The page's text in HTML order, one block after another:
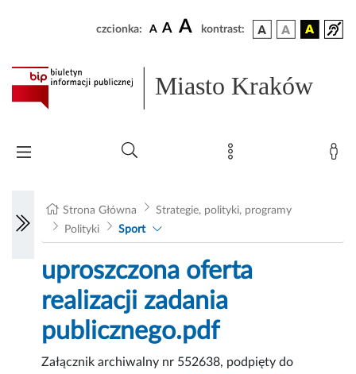
czcionka: A A A kontrast:
Miasto Kraków
Strona Główna
Strategie, polityki, programy
Polityki
Sport
uproszczona oferta
realizacji zadania
publicznego.pdf
Załącznik archiwalny nr 552638, podpięty do